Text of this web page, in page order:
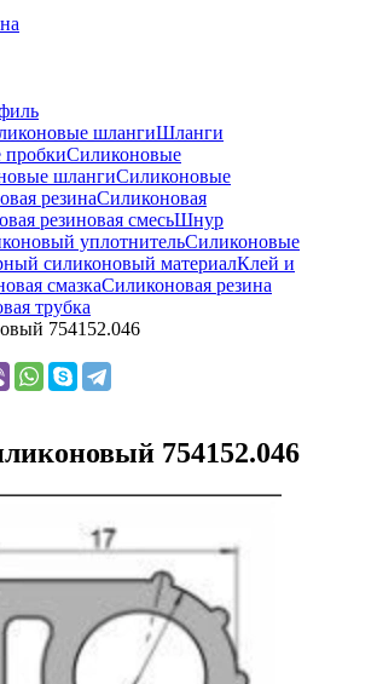
шлангиШланги
Силиконовые
шлангиСиликоновые
резинаСиликоновая
резиновая смесьШнур
уплотнительСиликоновые
силиконовый материалКлей и
смазкаСиликоновая резина
трубка
754152.046
754152.046